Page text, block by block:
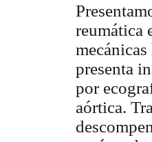
reumática
presenta
por
aórtica.